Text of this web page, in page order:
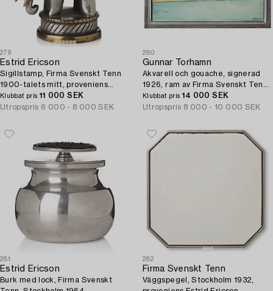
279
Estrid Ericson
Sigillstamp, Firma Svenskt Tenn
1900-talets mitt, proveniens
Estrid och Sigfrid Ericson.
Klubbat pris 11 000 SEK
Utropspris 6 000 - 8 000 SEK
280
Gunnar Torhamn
Akvarell och gouache, signerad
1926, ram av Firma Svenskt Tenn,
Stockholm 1928, proveniens Estrid
Ericson.
Klubbat pris 14 000 SEK
Utropspris 8 000 - 10 000 SEK
281
Estrid Ericson
Burk med lock, Firma Svenskt
282
Firma Svenskt Tenn
Väggspegel, Stockholm 1932,